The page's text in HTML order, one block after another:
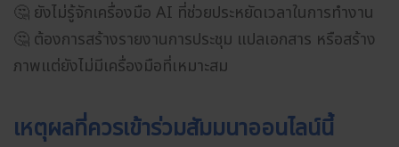
🤔 ยังไม่รู้จักเครื่องมือ AI ที่ช่วยประหยัดเวลาในการทำงาน
🤔 ต้องการสร้างรายงานการประชุม แปลเอกสาร หรือสร้าง
ภาพแต่ยังไม่มีเครื่องมือที่เหมาะสม
เหตุผลที่ควรเข้าร่วมสัมมนาออนไลน์นี้